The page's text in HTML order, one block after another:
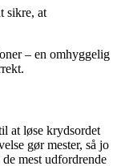
sikre, at
– en omhyggelig
at løse krydsordet
gør mester, så jo
mest udfordrende